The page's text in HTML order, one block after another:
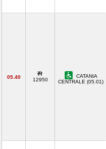
05.40 12950
CATANIA
CENTRALE (05.01)